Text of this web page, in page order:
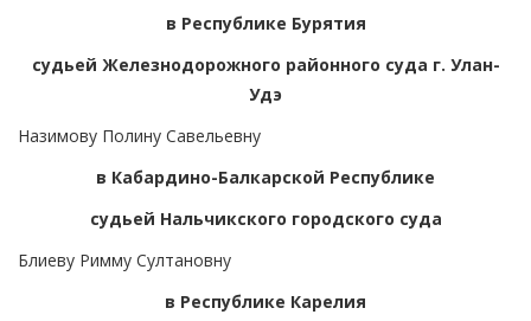
в Республике Бурятия
судьей Железнодорожного районного суда г. Улан-
Удэ
Назимову Полину Савельевну
в Кабардино-Балкарской Республике
судьей Нальчикского городского суда
Блиеву Римму Султановну
в Республике Карелия